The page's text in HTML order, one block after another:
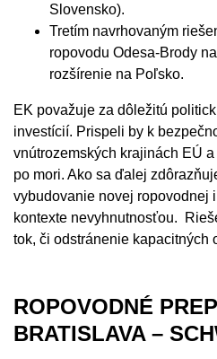
Slovensko).
Tretím navrhovaným
ropovodu Odesa-Brody
rozšírenie na Poľsko.
EK považuje za dôležitú
investícií. Prispeli by k
vnútrozemských krajinách EÚ
po mori. Ako sa ďalej
vybudovanie novej ropovodnej
kontexte nevyhnutnosťou.
tok, či odstránenie kapacitných
ROPOVODNÉ
BRATISLAVA –